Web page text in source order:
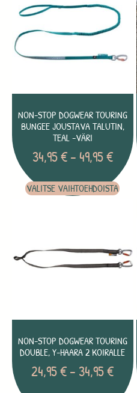
NON-STOP DOGWEAR TOURING
BUNGEE JOUSTAVA TALUTIN,
TEAL -VÄRI
34,95€ –49,95€
VALITSE VAIHTOEHDOISTA
NON-STOP DOGWEAR TOURING
DOUBLE, Y-HAARA 2 KOIRALLE
24,95€– 34,95€